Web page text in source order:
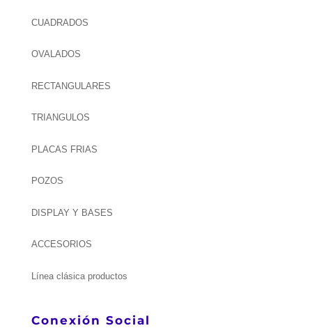
CUADRADOS
OVALADOS
RECTANGULARES
TRIANGULOS
PLACAS FRIAS
POZOS
DISPLAY Y BASES
ACCESORIOS
Línea clásica productos
Conexión Social